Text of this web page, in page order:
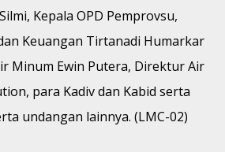
Kepala OPD Pemprovsu,
Keuangan Tirtanadi Humarkar
Minum Ewin Putera, Direktur Air
para Kadiv dan Kabid serta
undangan lainnya. (LMC-02)